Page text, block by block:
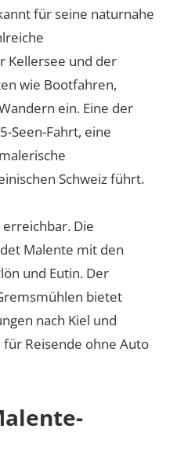
für seine naturnahe
Kellersee und der
wie Bootfahren,
ein. Eine der
Seen-Fahrt, eine
Schweiz führt.
Die
Malente mit den
und Eutin. Der
bietet
nach Kiel und
für Reisende ohne Auto